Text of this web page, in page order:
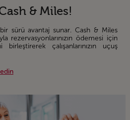
& Miles!
bir sürü avantaj sunar. Cash & Miles
rezervasyonlarınızın ödemesi için
çalışanlarınızın uçuş